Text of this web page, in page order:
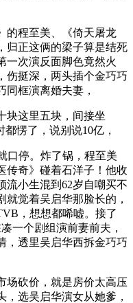
程至美、《倚天屠龙
归正这俩的梁子算是结死
一次演反面脚色竟然火
伤挺深，两头插个金巧巧
同框演离婚夫妻，
这里五块，间接坐
愣了，说别说10亿，
停。炸了锅，程至美
传奇》碰着石洋子！他收
流小生混到62岁自嘲买不
觉着吴启华那脸长的，
，想想都唏嘘。接了
一个剧组演前妻前夫，
，透里吴启华西拆金巧巧
砍价，就是房价太高压
选吴启华演女从她爹，